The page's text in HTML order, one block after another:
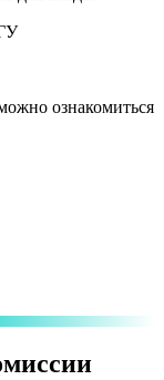
ознакомиться